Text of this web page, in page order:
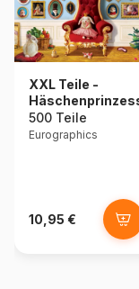
XXL Teile -
500 Teile
Eurographics
10,95 €